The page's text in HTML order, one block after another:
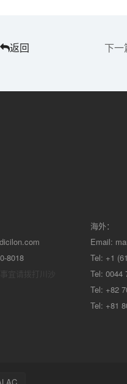
返回
8018
海外：
Email:
Tel: +1
Tel: 0044
Tel: +82
Tel: +81